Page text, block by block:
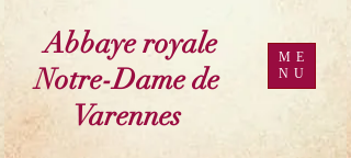
Abbaye royale
Notre-Dame de
Varennes
ME
NU